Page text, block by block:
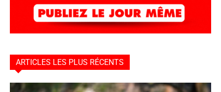
ARTICLES LES PLUS RÉCENTS